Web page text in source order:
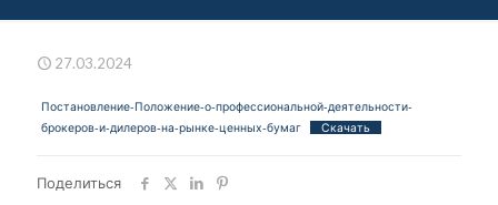
27.03.2024
Постановление-Положение-о-профессиональной-деятельности-
брокеров-и-дилеров-на-рынке-ценных-бумаг
Скачать
Поделиться